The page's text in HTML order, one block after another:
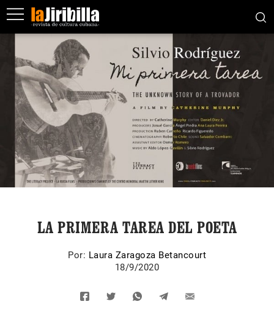
LA PRIMERA TAREA DEL POETA
Por: Laura Zaragoza Betancourt
18/9/2020